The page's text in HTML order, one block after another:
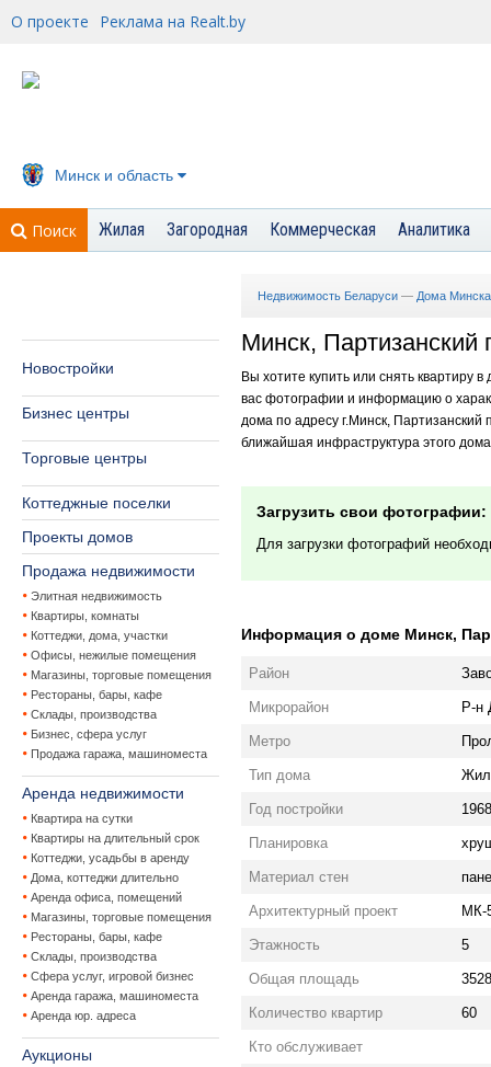
О проекте Реклама на Realt.by
Минск и область
Поиск Жилая Загородная Коммерческая Аналитика
Новостройки
Бизнес центры
Торговые центры
Коттеджные поселки
Проекты домов
Продажа недвижимости
Элитная недвижимость
Квартиры, комнаты
Коттеджи, дома, участки
Офисы, нежилые помещения
Магазины, торговые помещения
Рестораны, бары, кафе
Склады, производства
Бизнес, сфера услуг
Продажа гаража, машиноместа
Аренда недвижимости
Квартира на сутки
Квартиры на длительный срок
Коттеджи, усадьбы в аренду
Дома, коттеджи длительно
Аренда офиса, помещений
Магазины, торговые помещения
Рестораны, бары, кафе
Склады, производства
Сфера услуг, игровой бизнес
Аренда гаража, машиноместа
Аренда юр. адреса
Аукционы
Недвижимость Беларуси — Дома Минска
Минск, Партизанский
Вы хотите купить или снять квартиру
вас фотографии и информацию о
дома по адресу г.Минск, Партизанский
ближайшая инфраструктура этого
Загрузить свои фотографии:
Для загрузки фотографий
Информация о доме Минск,
Район
Микрорайон Р-н
Метро
Тип дома
Год постройки 1968
Планировка
Материал стен
Архитектурный проект МК-
Этажность 5
Общая площадь
Количество квартир 60
Кто обслуживает